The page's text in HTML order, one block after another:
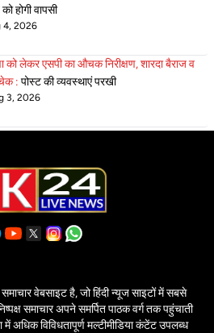
होगी वापसी
4, 2026
को लेकर एसपी का औचक निरीक्षण, शारदा बैराज व
आईसीपी चेक : पोस्ट की व्यवस्थाएं परखी
3, 2026
वेबसाइट है, जो हिंदी न्यूज साइटों में सबसे
समाचार अपने समर्पित पाठक वर्ग तक पहुंचाती
अधिक विविधतापूर्ण मल्टीमीडिया कंटेंट उपलब्ध